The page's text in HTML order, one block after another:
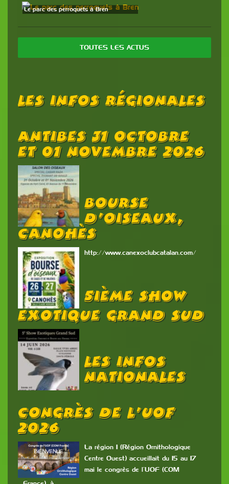
Le parc des perroquets à Bren
TOUTES LES ACTUS
Les Infos Régionales
Antibes 31 Octobre
Et 01 Novembre 2026
Bourse
D’oiseaux,
Canohès
http://www.canexoclubcatalan.com/
5ième Show
Exotique Grand Sud
Les Infos
Nationales
Congrès De L’UOF
2026
La région 1 (Région Ornithologique
Centre Ouest) accueillait du 15 au 17
mai le congrès de l’UOF (COM